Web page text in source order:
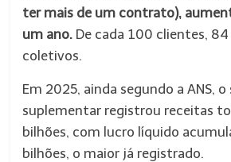
ter mais de um contrato),
um ano. De cada 100 clientes,
coletivos.
Em 2025, ainda segundo a ANS,
suplementar registrou receitas
bilhões, com lucro líquido
bilhões, o maior já registrado.